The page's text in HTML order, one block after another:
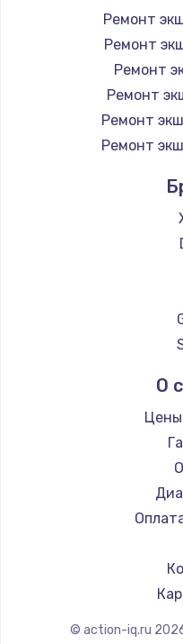
Ремонт
Ремонт
Ремонт
Ремонт
Ремонт
Ремонт
О
© action-iq.ru